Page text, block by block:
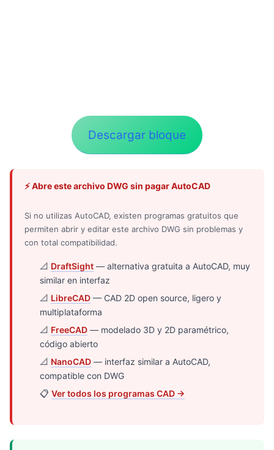
Descargar bloque
⚡ Abre este archivo DWG sin pagar AutoCAD
Si no utilizas AutoCAD, existen programas gratuitos que
permiten abrir y editar este archivo DWG sin problemas y
con total compatibilidad.
📐 DraftSight — alternativa gratuita a AutoCAD, muy
similar en interfaz
📐 LibreCAD — CAD 2D open source, ligero y
multiplataforma
📐 FreeCAD — modelado 3D y 2D paramétrico,
código abierto
📐 NanoCAD — interfaz similar a AutoCAD,
compatible con DWG
📋Ver todos los programas CAD →